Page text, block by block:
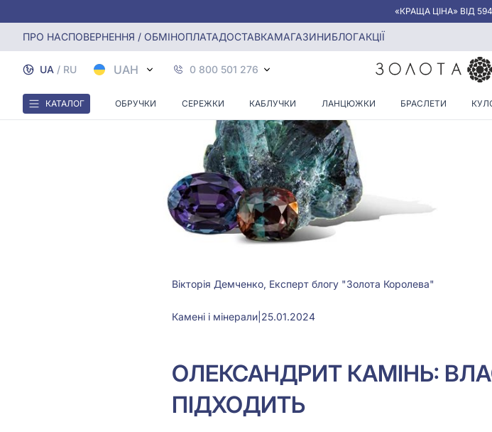
«КРАЩА ЦІНА» ВІД
ПРО НАСПОВЕРНЕННЯ / ОБМІНОПЛАТАДОСТАВКАМАГАЗИНИБЛОГАКЦІЇ
UA / RU UAH 0 800 501 276
КАТАЛОГ ОБРУЧКИ СЕРЕЖКИ КАБЛУЧКИ ЛАНЦЮЖКИ БРАСЛЕТИ
Головна Блог Камені і мінерали Олександрит камінь: властивості, фото
Вікторія Демченко, Експерт блогу "Золота Королева"
Камені і мінерали| 25.01.2024
ОЛЕКСАНДРИТ КАМІНЬ:
ПІДХОДИТЬ